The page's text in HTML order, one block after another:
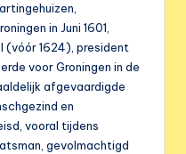
in Juni 1601,
(vóór 1624), president
voor Groningen in de
afgevaardigde
en
vooral tijdens
gevolmachtigd